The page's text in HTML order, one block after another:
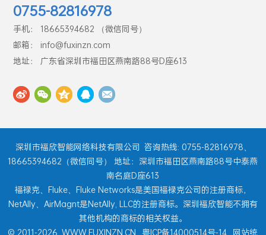
0755-82816978
手机： 18665394682 （微信同号）
邮箱： info@fuxinzn.com
地址： 广东省深圳市福田区燕南路88号D座613
深圳市福欣智能网络科技有限公司 咨询热线: 0755-82816978、
18665394682（微信同号） 地址：深圳市福田区燕南路88号中泰燕
南名庭D座613
福禄克、Fluke、Fluke Networks是美国福禄克公司的注册商标，
NetAlly、AirMagnt是NetAlly, LLC的注册商标。深圳福欣智能不拥有
其他机构的商标的相关权益。
© 2011-2026 WWW.FUXINZN.CN 粤ICP备14000514号-14 网站统